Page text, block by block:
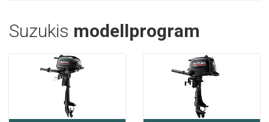
Suzukis modellprogram